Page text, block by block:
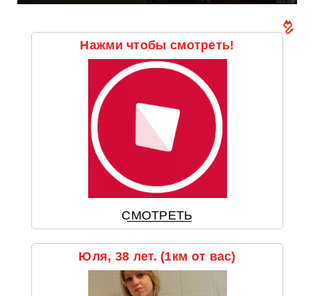
Нажми чтобы смотреть!
С͟М͟О͟Т͟Р͟Е͟Т͟Ь
Юля, 38 лет. (1км от вас)